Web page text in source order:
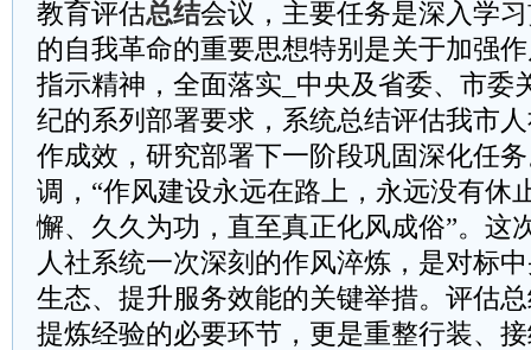
教育评估总结会议，主要任务是深入学
的自我革命的重要思想特别是关于加强
指示精神，全面落实_中央及省委、市委
纪的系列部署要求，系统总结评估我市
作成效，研究部署下一阶段巩固深化任
调，“作风建设永远在路上，永远没有休
懈、久久为功，直至真正化风成俗”。这
人社系统一次深刻的作风淬炼，是对标
生态、提升服务效能的关键举措。评估
提炼经验的必要环节，更是重整行装、